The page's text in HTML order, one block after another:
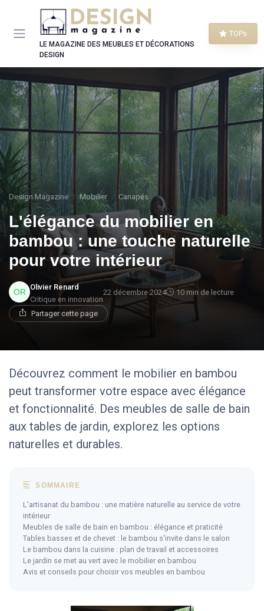
LE MAGAZINE DES MEUBLES ET DÉCORATIONS
DESIGN
TOPs
Design Magazine Mobilier Canapés
L'élégance du mobilier en
bambou : une touche naturelle
pour votre intérieur
Olivier Renard
Critique en innovation
22 décembre 2024 10 min de lecture
Partager cette page
Découvrez comment le mobilier en bambou
peut transformer votre espace avec élégance
et fonctionnalité. Des meubles de salle de bain
aux tables de jardin, explorez les options
naturelles et durables.
SOMMAIRE
L'artisanat du bambou : une matière naturelle au service de votre
intérieur
Meubles de salle de bain en bambou : élégance et praticité
Tables basses et de chevet : le bambou s'invite dans le salon
Le bambou dans la cuisine : plan de travail et accessoires
Le jardin se met au vert avec le mobilier en bambou
Avis et conseils pour choisir vos meubles en bambou
Panneau de gestion des cookies